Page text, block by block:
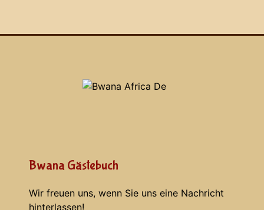
Bwana Gästebuch
Wir freuen uns, wenn Sie uns eine Nachricht
hinterlassen!